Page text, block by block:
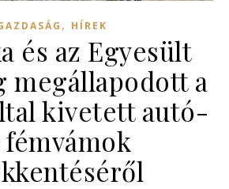
, HÍREK
és az Egyesült
megállapodott a
kivetett autó-
fémvámok